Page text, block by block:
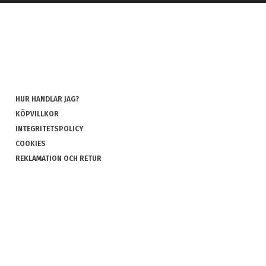
HUR HANDLAR JAG?
KÖPVILLKOR
INTEGRITETSPOLICY
COOKIES
REKLAMATION OCH RETUR